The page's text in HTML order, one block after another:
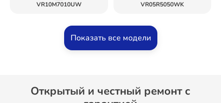
VR10M7010UW VR05R5050WK
Показать все модели
Открытый и честный ремонт c